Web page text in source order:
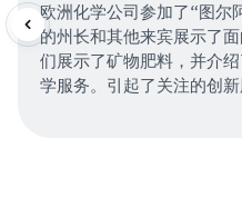
欧洲化学公司参加了“图尔
的州长和其他来宾展示了
们展示了矿物肥料，并介
学服务。引起了关注的创
Previous